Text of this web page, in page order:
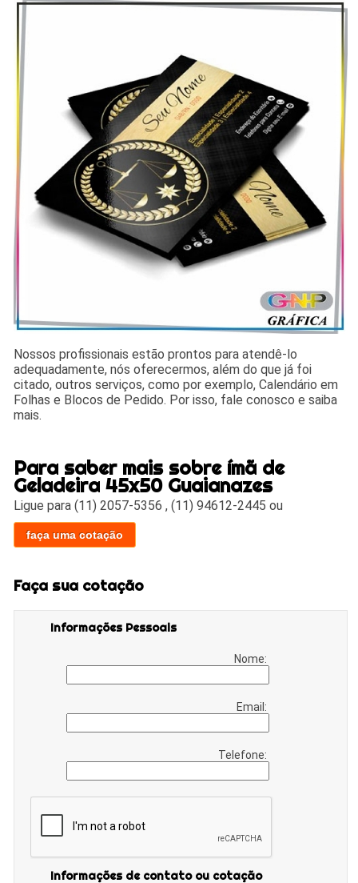
Nossos profissionais estão prontos para atendê-lo
adequadamente, nós oferecermos, além do que já foi
citado, outros serviços, como por exemplo, Calendário em
Folhas e Blocos de Pedido. Por isso, fale conosco e saiba
mais.
Para saber mais sobre ímã de
Geladeira 45x50 Guaianazes
Ligue para(11) 2057-5356 ,(11) 94612-2445 ou
faça uma cotação
Faça sua cotação
Informações Pessoais
Nome:
Email:
Telefone:
Informações de contato ou cotação